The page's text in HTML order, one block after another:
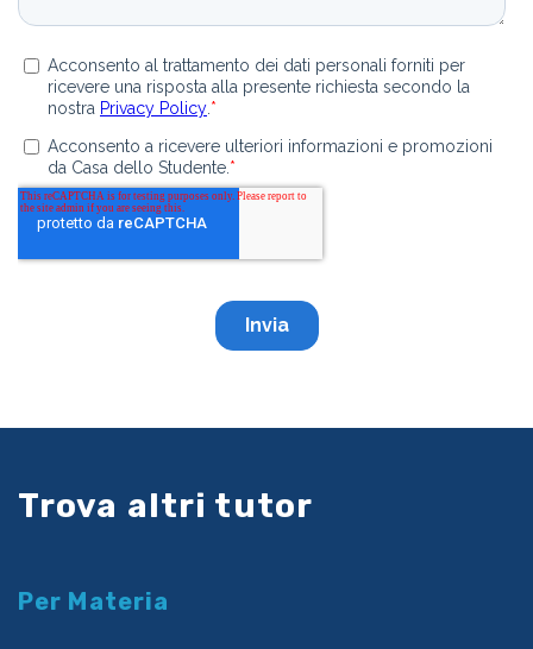
Trova altri tutor
Per Materia